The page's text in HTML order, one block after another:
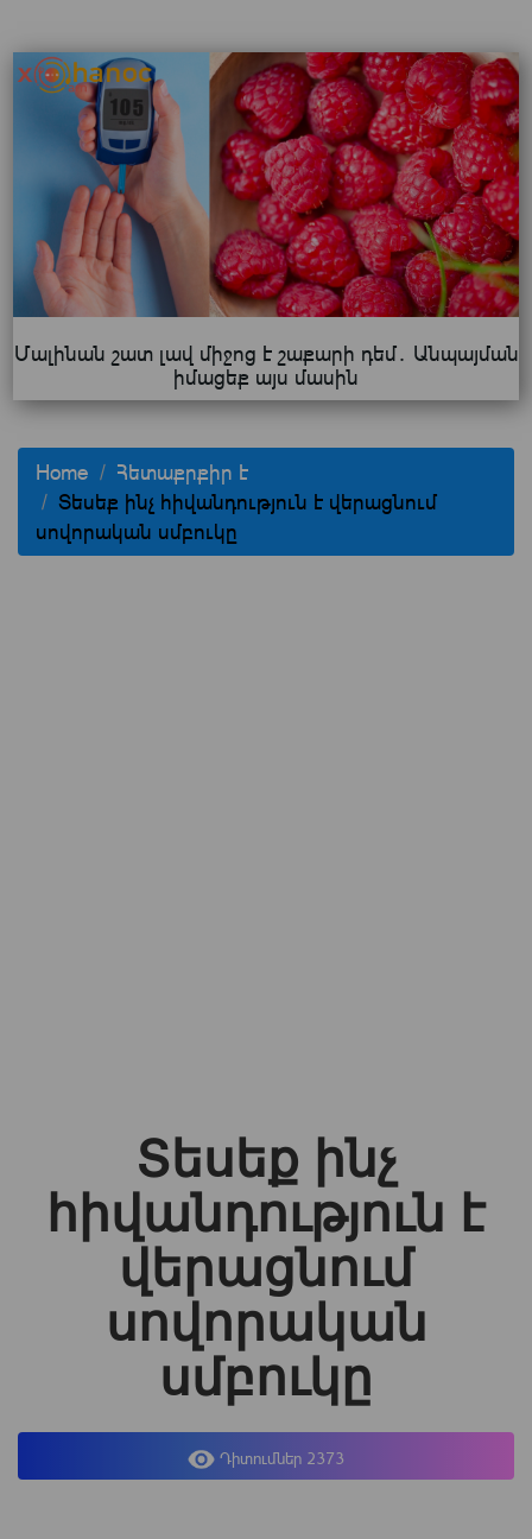
Մալինան շատ լավ միջոց է շաքարի դեմ․ Անպայման
իմացեք այս մասին
Home
Հետաքրքիր է
Տեսեք ինչ հիվանդություն է վերացնում
սովորական սմբուկը
Տեսեք ինչ
հիվանդություն է
վերացնում
սովորական
սմբուկը
Դիտումներ 2373